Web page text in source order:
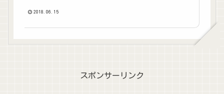
2018.06.15
スポンサーリンク